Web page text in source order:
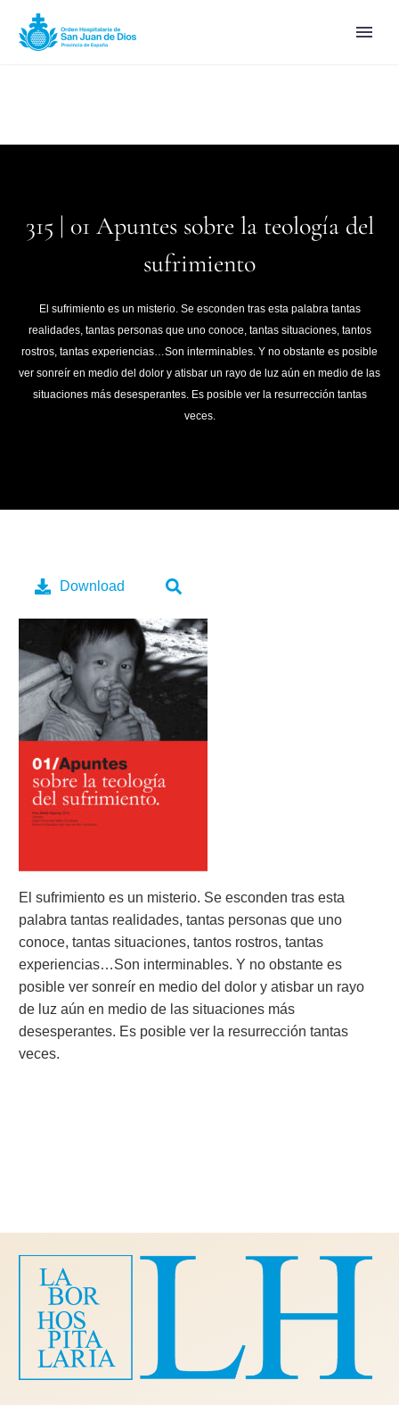
315 | 01 Apuntes sobre la teología del
sufrimiento
El sufrimiento es un misterio. Se esconden tras esta palabra tantas
realidades, tantas personas que uno conoce, tantas situaciones, tantos
rostros, tantas experiencias…Son interminables. Y no obstante es posible
ver sonreír en medio del dolor y atisbar un rayo de luz aún en medio de las
situaciones más desesperantes. Es posible ver la resurrección tantas
veces.
El sufrimiento es un misterio. Se esconden tras esta
palabra tantas realidades, tantas personas que uno
conoce, tantas situaciones, tantos rostros, tantas
experiencias…Son interminables. Y no obstante es
posible ver sonreír en medio del dolor y atisbar un rayo
de luz aún en medio de las situaciones más
desesperantes. Es posible ver la resurrección tantas
veces.
Download